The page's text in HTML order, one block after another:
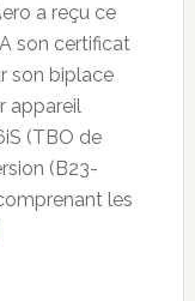
a reçu ce
son certificat
son biplace
appareil
(TBO de
(B23-
les